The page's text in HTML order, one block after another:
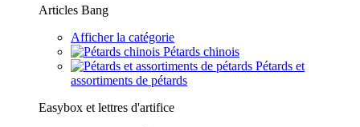
Articles Bang
Afficher la catégorie
Pétards chinois
Pétards et
assortiments de pétards
Easybox et lettres d'artifice